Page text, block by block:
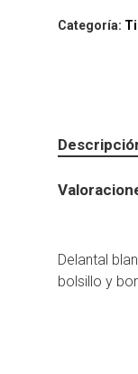
Categoría:
Delantal
bolsillo y